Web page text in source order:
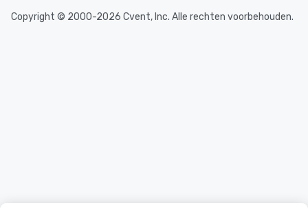
Copyright © 2000-2026 Cvent, Inc. Alle rechten voorbehouden.